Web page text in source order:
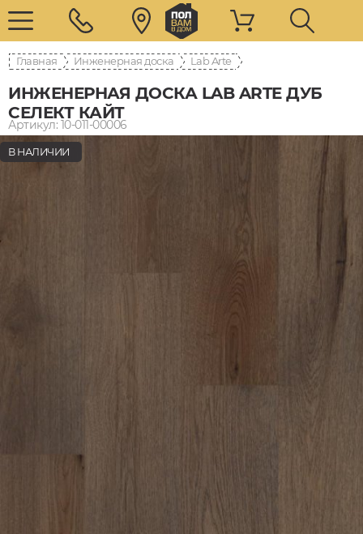
Главная Инженерная доска Lab Arte
ИНЖЕНЕРНАЯ ДОСКА LAB ARTE ДУБ
СЕЛЕКТ КАЙТ
Артикул: 10-011-00006
В НАЛИЧИИ